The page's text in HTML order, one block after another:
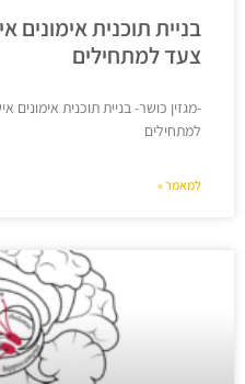
בניית תוכנית
צעד למתחילים
-מגזין כושר- בניית תוכנית
למתחילים
למאמר »